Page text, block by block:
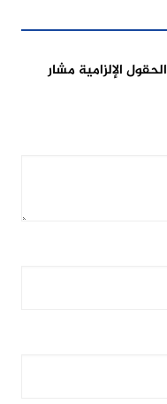
الحقول الإلزامية مشار